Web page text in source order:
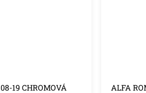
19 CHROMOVÁ
ALFA